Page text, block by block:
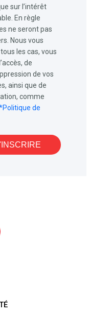
sur l’intérêt
En règle
ne seront pas
Nous vous
les cas, vous
de
de vos
ainsi que de
comme
de